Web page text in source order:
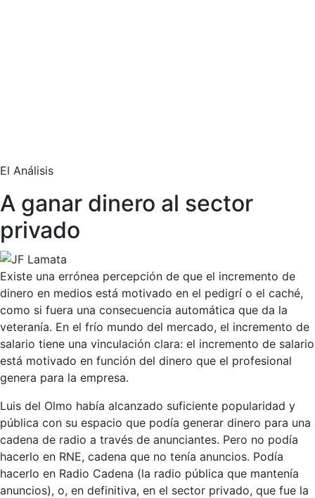
El Análisis
A ganar dinero al sector
privado
Existe una errónea percepción de que el incremento de
dinero en medios está motivado en el pedigrí o el caché,
como si fuera una consecuencia automática que da la
veteranía. En el frío mundo del mercado, el incremento de
salario tiene una vinculación clara: el incremento de salario
está motivado en función del dinero que el profesional
genera para la empresa.
Luis del Olmo había alcanzado suficiente popularidad y
pública con su espacio que podía generar dinero para una
cadena de radio a través de anunciantes. Pero no podía
hacerlo en RNE, cadena que no tenía anuncios. Podía
hacerlo en Radio Cadena (la radio pública que mantenía
anuncios), o, en definitiva, en el sector privado, que fue la